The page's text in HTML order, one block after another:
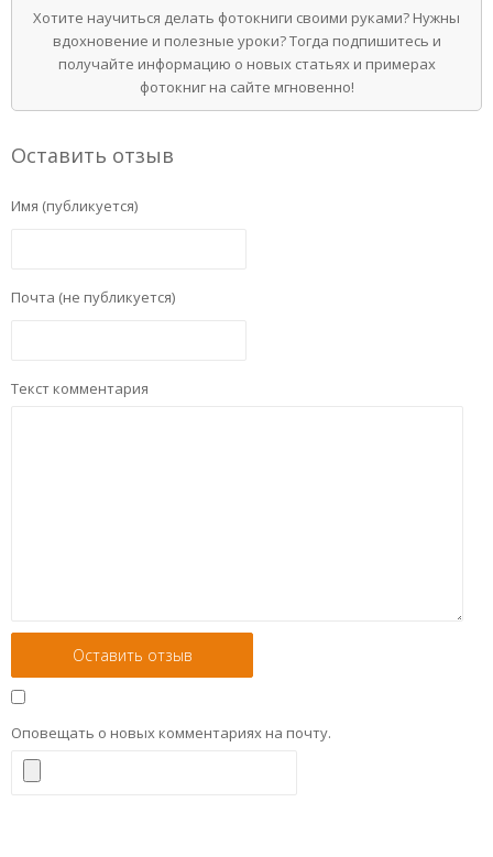
Хотите научиться делать фотокниги своими руками? Нужны
вдохновение и полезные уроки? Тогда подпишитесь и
получайте информацию о новых статьях и примерах
фотокниг на сайте мгновенно!
Оставить отзыв
Имя (публикуется)
Почта (не публикуется)
Текст комментария
Оповещать о новых комментариях на почту.